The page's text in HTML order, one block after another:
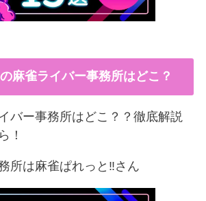
の麻雀ライバー事務所はどこ？
バー事務所はどこ？？徹底解説
！
所は麻雀ぱれっと‼︎さん